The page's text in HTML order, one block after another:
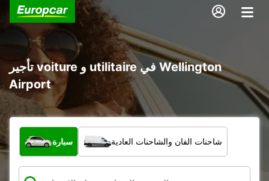
تأجير voiture و utilitaire في Wellington
Airport
ما نوع المركبة؟
سيارة شاحنات الفان والشاحنات العادية